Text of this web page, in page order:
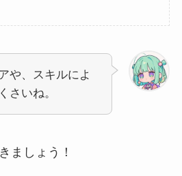
や、スキルによ
さいね。
ましょう！